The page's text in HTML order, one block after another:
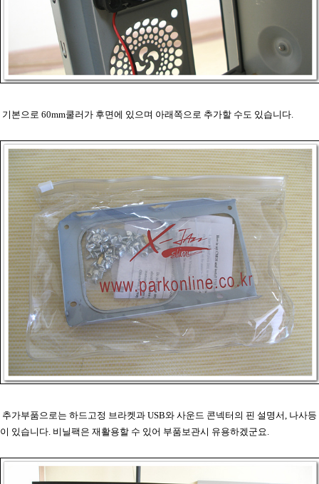
기본으로 60mm쿨러가 후면에 있으며 아래쪽으로 추가할 수도 있습니다.
추가부품으로는 하드고정 브라켓과 USB와 사운드 콘넥터의 핀 설명서, 나사등
이 있습니다. 비닐팩은 재활용할 수 있어 부품보관시 유용하겠군요.